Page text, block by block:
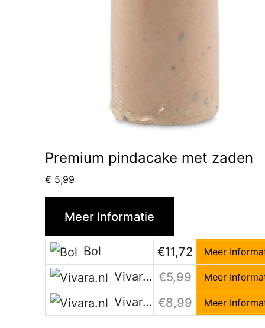
Premium pindacake met zaden
€ 5,99
Meer Informatie
Bol €11,72 Meer
Vivara.nl €5,99 Meer
Vivara.nl €8,99 Meer